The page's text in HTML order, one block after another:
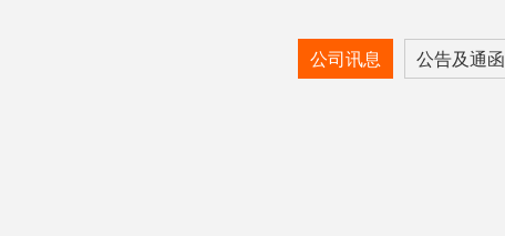
公司讯息 公告及通函